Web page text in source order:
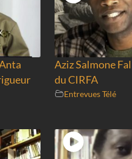
Aziz Salmone
du CIRFA
Entrevues Télé